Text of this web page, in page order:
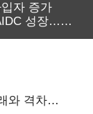
자 증가
성장…
와 격차